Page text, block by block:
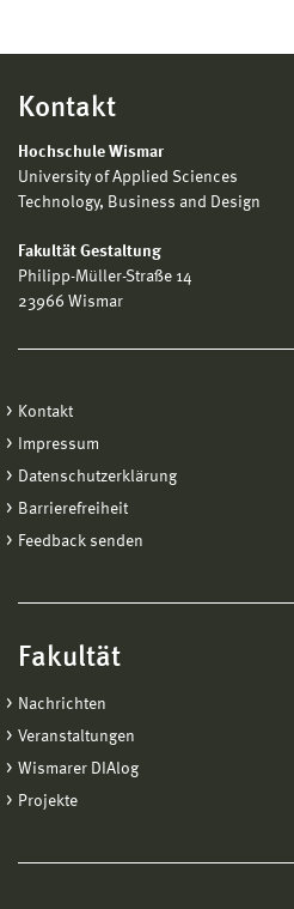
Kontakt
Hochschule Wismar
University of Applied Sciences
Technology, Business and Design
Fakultät Gestaltung
Philipp-Müller-Straße 14
23966 Wismar
Kontakt
Impressum
Datenschutzerklärung
Barrierefreiheit
Feedback senden
Fakultät
Nachrichten
Veranstaltungen
Wismarer DIAlog
Projekte